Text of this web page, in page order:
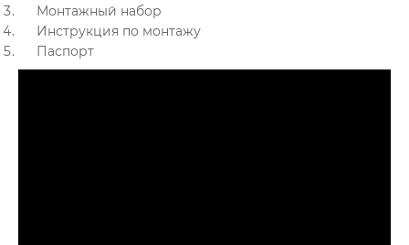
Монтажный набор
Инструкция по монтажу
Паспорт